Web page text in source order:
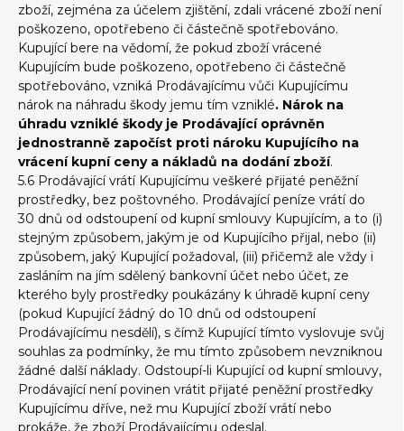
zboží, zejména za účelem zjištění, zdali vrácené zboží není
poškozeno, opotřebeno či částečně spotřebováno.
Kupující bere na vědomí, že pokud zboží vrácené
Kupujícím bude poškozeno, opotřebeno či částečně
spotřebováno, vzniká Prodávajícímu vůči Kupujícímu
nárok na náhradu škody jemu tím vzniklé. Nárok na
úhradu vzniklé škody je Prodávající oprávněn
jednostranně započíst proti nároku Kupujícího na
vrácení kupní ceny a nákladů na dodání zboží.
5.6 Prodávající vrátí Kupujícímu veškeré přijaté peněžní
prostředky, bez poštovného. Prodávající peníze vrátí do
30 dnů od odstoupení od kupní smlouvy Kupujícím, a to (i)
stejným způsobem, jakým je od Kupujícího přijal, nebo (ii)
způsobem, jaký Kupující požadoval, (iii) přičemž ale vždy i
zasláním na jím sdělený bankovní účet nebo účet, ze
kterého byly prostředky poukázány k úhradě kupní ceny
(pokud Kupující žádný do 10 dnů od odstoupení
Prodávajícímu nesdělí), s čímž Kupující tímto vyslovuje svůj
souhlas za podmínky, že mu tímto způsobem nevzniknou
žádné další náklady. Odstoupí-li Kupující od kupní smlouvy,
Prodávající není povinen vrátit přijaté peněžní prostředky
Kupujícímu dříve, než mu Kupující zboží vrátí nebo
prokáže, že zboží Prodávajícímu odeslal.